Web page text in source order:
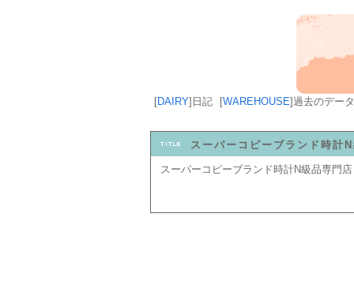
[DAIRY] 日記 [WAREHOUSE]過去のデータ
スーパーコピーブランド時計
スーパーコピーブランド時計N級品専門店